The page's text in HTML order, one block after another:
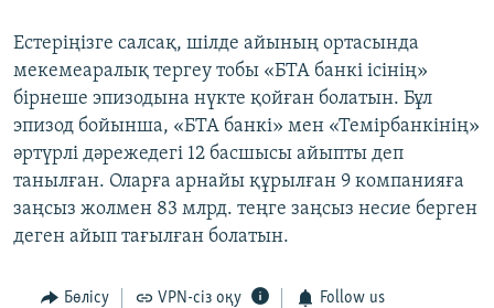
Естеріңізге салсақ, шілде айының ортасында
мекемеаралық тергеу тобы «БТА банкі ісінің»
бірнеше эпизодына нүкте қойған болатын. Бұл
эпизод бойынша, «БТА банкі» мен «Темірбанкінің»
әртүрлі дәрежедегі 12 басшысы айыпты деп
танылған. Оларға арнайы құрылған 9 компанияға
заңсыз жолмен 83 млрд. теңге заңсыз несие берген
деген айып тағылған болатын.
Бөлісу VPN-сіз оқу Follow us